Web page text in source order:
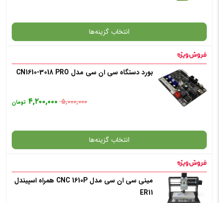
✧ چت با پشتیبان واتس آپ
انتخاب گزینه‌ها
گارانتی
✧ چت با پشتیبان واتس آپ
بورد دستگاه سی ان سی مدل CN1610-3018 PRO
۵,۰۰۰,۰۰۰ ۴,۲۰۰,۰۰۰ تومان
انتخاب گزینه‌ها
گارانتی
مینی سی ان سی مدل CNC 1610P همراه اسپیندل
ER11